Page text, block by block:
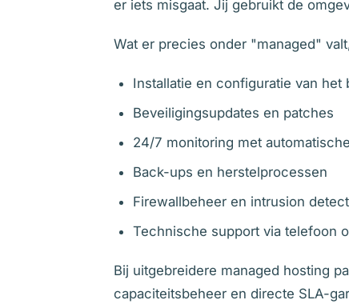
er iets misgaat. Jij gebruikt de
Wat er precies onder "managed"
Installatie en configuratie van het
Beveiligingsupdates en patches
24/7 monitoring met
Back-ups en herstelprocessen
Firewallbeheer en intrusion
Technische support via telefoon
Bij uitgebreidere managed hosting
capaciteitsbeheer en directe SLA-